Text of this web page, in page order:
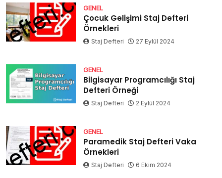
GENEL
Çocuk Gelişimi Staj Defteri
Örnekleri
Staj Defteri 27 Eylül 2024
GENEL
Bilgisayar Programcılığı Staj
Defteri Örneği
Staj Defteri 2 Eylül 2024
GENEL
Paramedik Staj Defteri Vaka
Örnekleri
Staj Defteri 6 Ekim 2024